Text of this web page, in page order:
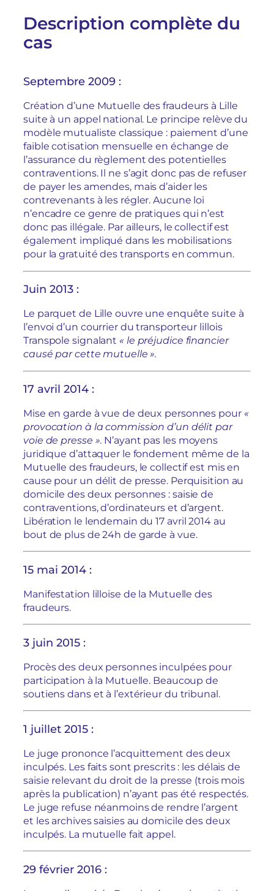
Description complète du
cas
Septembre 2009 :
Création d’une Mutuelle des fraudeurs à Lille
suite à un appel national. Le principe relève du
modèle mutualiste classique : paiement d’une
faible cotisation mensuelle en échange de
l’assurance du règlement des potentielles
contraventions. Il ne s’agit donc pas de refuser
de payer les amendes, mais d’aider les
contrevenants à les régler. Aucune loi
n’encadre ce genre de pratiques qui n’est
donc pas illégale. Par ailleurs, le collectif est
également impliqué dans les mobilisations
pour la gratuité des transports en commun.
Juin 2013 :
Le parquet de Lille ouvre une enquête suite à
l’envoi d’un courrier du transporteur lillois
Transpole signalant « le préjudice financier
causé par cette mutuelle ».
17 avril 2014 :
Mise en garde à vue de deux personnes pour «
provocation à la commission d’un délit par
voie de presse ». N’ayant pas les moyens
juridique d’attaquer le fondement même de la
Mutuelle des fraudeurs, le collectif est mis en
cause pour un délit de presse. Perquisition au
domicile des deux personnes : saisie de
contraventions, d’ordinateurs et d’argent.
Libération le lendemain du 17 avril 2014 au
bout de plus de 24h de garde à vue.
15 mai 2014 :
Manifestation lilloise de la Mutuelle des
fraudeurs.
3 juin 2015 :
Procès des deux personnes inculpées pour
participation à la Mutuelle. Beaucoup de
soutiens dans et à l’extérieur du tribunal.
1 juillet 2015 :
Le juge prononce l’acquittement des deux
inculpés. Les faits sont prescrits : les délais de
saisie relevant du droit de la presse (trois mois
après la publication) n’ayant pas été respectés.
Le juge refuse néanmoins de rendre l’argent
et les archives saisies au domicile des deux
inculpés. La mutuelle fait appel.
29 février 2016 :